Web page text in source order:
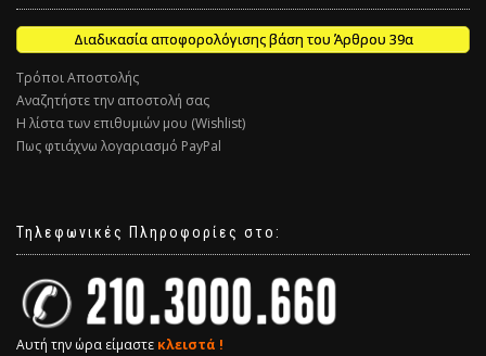
Διαδικασία αποφορολόγισης βάση του Άρθρου 39α
Τρόποι Αποστολής
Αναζητήστε την αποστολή σας
Η λίστα των επιθυμιών μου (Wishlist)
Πως φτιάχνω λογαριασμό PayPal
Τηλεφωνικές Πληροφορίες στο:
Αυτή την ώρα είμαστε κλειστά !